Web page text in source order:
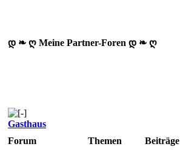
დ ❧ ღ Meine Partner-Foren დ ❧ ღ
Gasthaus
Forum
Themen Beiträge